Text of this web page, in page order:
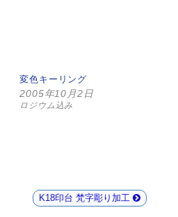
変色キーリング
2005年10月2日
ロジウム込み
K18印台 梵字彫り加工